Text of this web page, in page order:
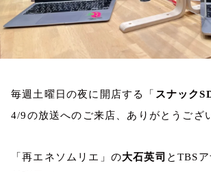
毎週土曜日の夜に開店する「 スナック
4/9の放送へのご来店、ありがとうござ
「再エネソムリエ」の大石英司 とTBS